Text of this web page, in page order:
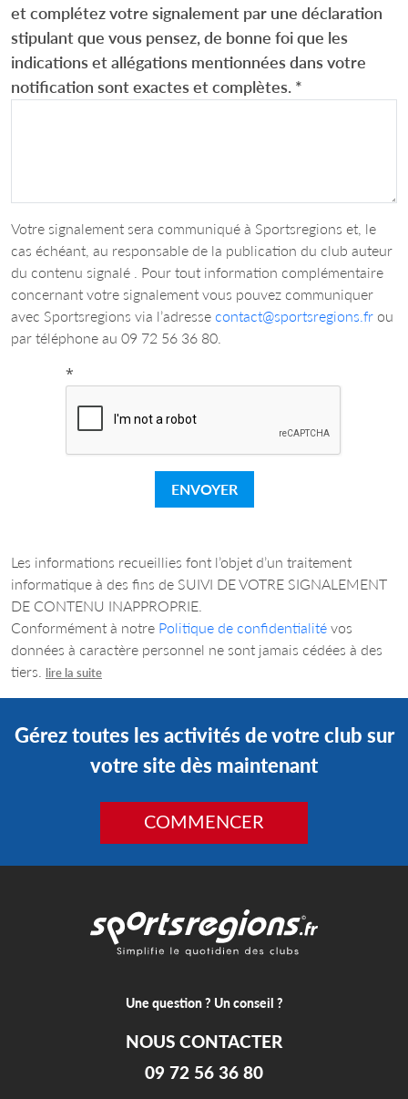
et complétez votre signalement par une déclaration
stipulant que vous pensez, de bonne foi que les
indications et allégations mentionnées dans votre
notification sont exactes et complètes. *
Votre signalement sera communiqué à Sportsregions et, le
cas échéant, au responsable de la publication du club auteur
du contenu signalé . Pour tout information complémentaire
concernant votre signalement vous pouvez communiquer
avec Sportsregions via l’adresse contact@sportsregions.fr ou
par téléphone au 09 72 56 36 80.
*
ENVOYER
Les informations recueillies font l’objet d’un traitement
informatique à des fins de SUIVI DE VOTRE SIGNALEMENT
DE CONTENU INAPPROPRIE.
Conformément à notre Politique de confidentialité vos
données à caractère personnel ne sont jamais cédées à des
tiers.
lire la suite
Gérez toutes les activités de votre club sur
votre site dès maintenant
COMMENCER
Une question ? Un conseil ?
NOUS CONTACTER
09 72 56 36 80